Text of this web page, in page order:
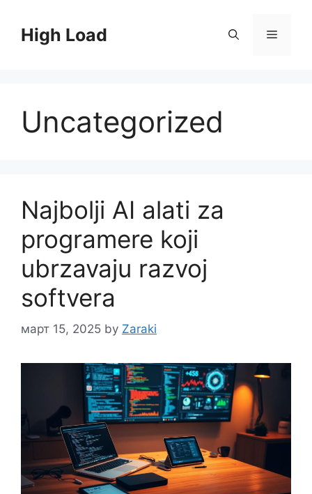
contentHigh Load Menu
Uncategorized
Najbolji AI alati za
programere koji
ubrzavaju razvoj
softvera
март 15, 2025 by Zaraki